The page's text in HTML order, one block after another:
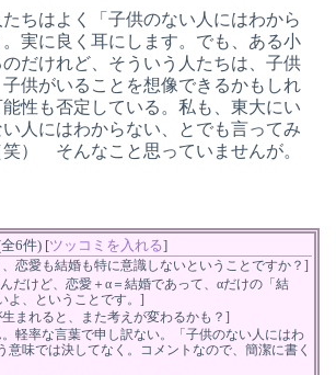
ちはよく「子供のない人にはわから
実に良く耳にします。でも、ある小
だけれど、そういう人たちは、子供
供がいることを想像できるかもしれ
性も否定している。私も、東大にい
人にはわからない、とでも言ってみ
笑） そんなこと思っていませんが。
6件) [ツッコミを入れる]
、恋愛も結婚も特に意識しないということですか？]
だけど、恋愛＋α＝結婚であって、αだけの「結
よ、ということです。]
生まれると、また考えが変わるかも？]
。軽率な言葉で申し訳ない。「子供のない人にはわ
意味では決してなく。コメントなので、簡潔に書く